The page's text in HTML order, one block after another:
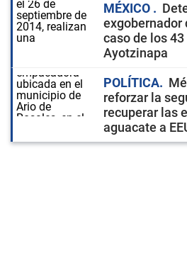
MÉXICO
exgobernador
caso de los
Ayotzinapa
POLÍTICA
reforzar la
recuperar las
aguacate a